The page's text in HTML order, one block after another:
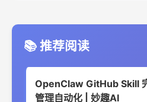
📚 推荐阅读
OpenClaw GitHub Skill
管理自动化 | 妙趣AI